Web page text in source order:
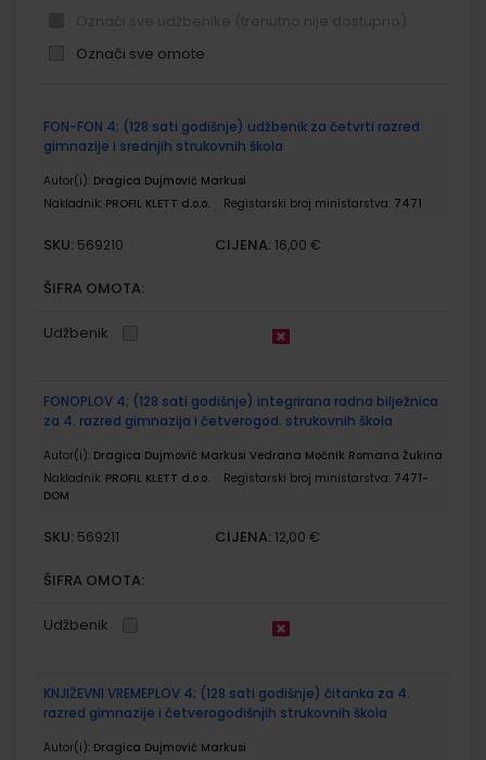
Označi sve omote
proizvodi
FON-FON 4; (128 sati godišnje) udžbenik za četvrti razred
gimnazije i srednjih strukovnih škola
Autor(i): Dragica Dujmović Markusi
Nakladnik: PROFIL KLETT d.o.o. Registarski broj ministarstva: 7471
SKU: 569210 CIJENA: 16,00 €
ŠIFRA OMOTA:
Udžbenik
FONOPLOV 4; (128 sati godišnje) integrirana radna bilježnica
za 4. razred gimnazija i četverogod. strukovnih škola
Autor(i): Dragica Dujmović Markusi Vedrana Močnik Romana Žukina
Nakladnik: PROFIL KLETT d.o.o. Registarski broj ministarstva: 7471-
DOM
SKU: 569211 CIJENA: 12,00 €
ŠIFRA OMOTA:
Udžbenik
KNJIŽEVNI VREMEPLOV 4; (128 sati godišnje) čitanka za 4.
razred gimnazije i četverogodišnjih strukovnih škola
Autor(i): Dragica Dujmović Markusi